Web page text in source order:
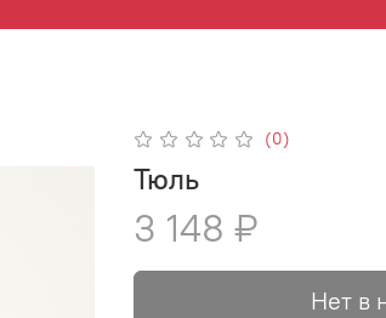
(0)
Тюль
3 148 ₽
Нет в